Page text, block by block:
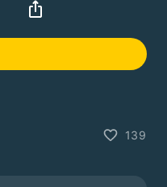
139